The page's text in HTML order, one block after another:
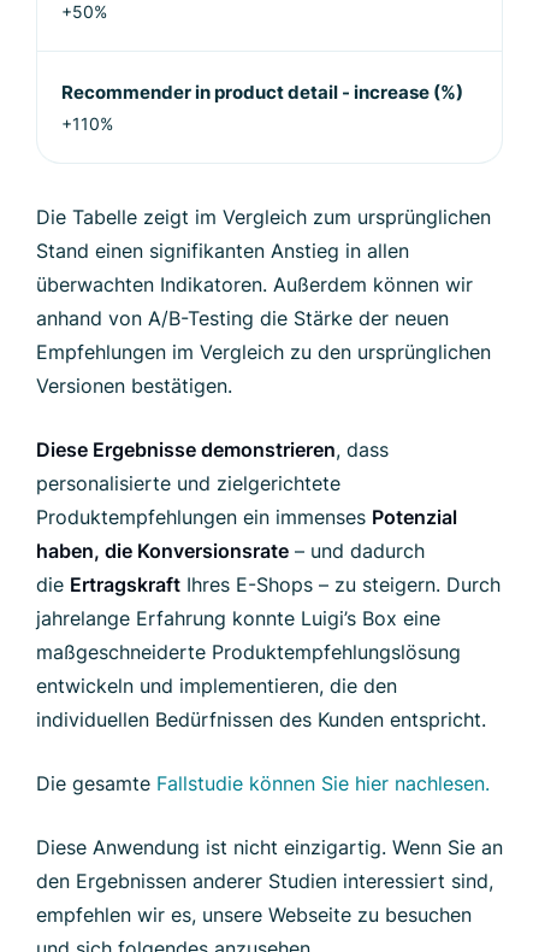
+50%
Recommender in product detail - increase (%)
+110%
Die Tabelle zeigt im Vergleich zum ursprünglichen
Stand einen signifikanten Anstieg in allen
überwachten Indikatoren. Außerdem können wir
anhand von A/B-Testing die Stärke der neuen
Empfehlungen im Vergleich zu den ursprünglichen
Versionen bestätigen.
Diese Ergebnisse demonstrieren, dass
personalisierte und zielgerichtete
Produktempfehlungen ein immenses Potenzial
haben, die Konversionsrate – und dadurch
die Ertragskraft Ihres E-Shops – zu steigern. Durch
jahrelange Erfahrung konnte Luigi’s Box eine
maßgeschneiderte Produktempfehlungslösung
entwickeln und implementieren, die den
individuellen Bedürfnissen des Kunden entspricht.
Die gesamte Fallstudie können Sie hier nachlesen.
Diese Anwendung ist nicht einzigartig. Wenn Sie an
den Ergebnissen anderer Studien interessiert sind,
empfehlen wir es, unsere Webseite zu besuchen